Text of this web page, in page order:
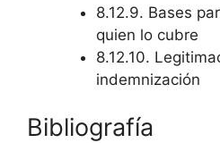
8.12.9. Bases
quien lo cubre
8.12.10.
indemnización
Bibliografía